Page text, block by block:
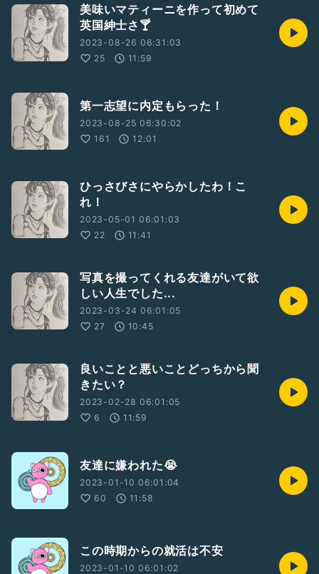
美味いマティーニを作って初めて
英国紳士さ🍸
2023-08-26 06:31:03
25
11:59
第一志望に内定もらった！
2023-08-25 06:30:02
161
12:01
ひっさびさにやらかしたわ！こ
れ！
2023-05-01 06:01:03
22
11:41
写真を撮ってくれる友達がいて欲
しい人生でした...
2023-03-24 06:01:05
27
10:45
良いことと悪いことどっちから聞
きたい？
2023-02-28 06:01:05
6
11:59
友達に嫌われた😭
2023-01-10 06:01:04
60
11:58
この時期からの就活は不安
2023-01-10 06:01:02